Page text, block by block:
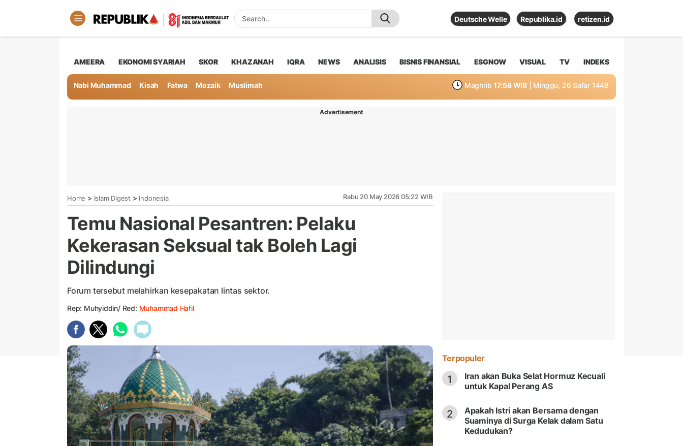
Deutsche Welle Republika.id retizen.id
AMEERA EKONOMI SYARIAH SKOR KHAZANAH IQRA NEWS ANALISIS BISNIS FINANSIAL ESGNOW VISUAL TV INDEKS
Nabi Muhammad Kisah Fatwa Mozaik Muslimah Maghrib 17:58 WIB | Minggu, 26 Safar 1448
Advertisement
Home > Islam Digest > Indonesia Rabu 20 May 2026 05:22 WIB
Temu Nasional Pesantren: Pelaku
Kekerasan Seksual tak Boleh Lagi
Dilindungi
Forum tersebut melahirkan kesepakatan lintas sektor.
Rep: Muhyiddin/ Red: Muhammad Hafil
Terpopuler
1
Iran akan Buka Selat Hormuz Kecuali
untuk Kapal Perang AS
2
Apakah Istri akan Bersama dengan
Suaminya di Surga Kelak dalam Satu
Kedudukan?